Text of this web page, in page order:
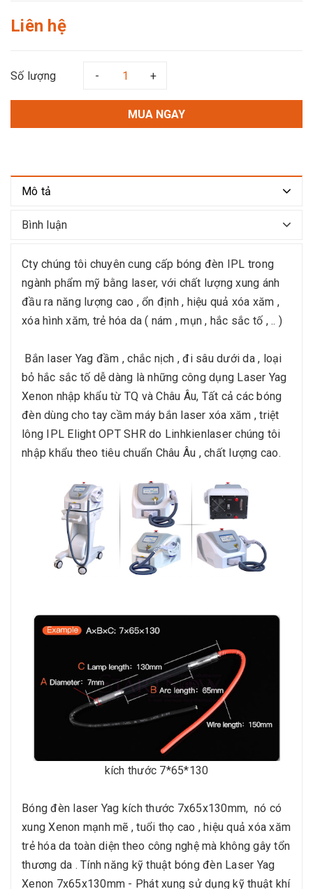
Liên hệ
Số lượng +
-
MUA NGAY
Mô tả
Bình luận
Cty chúng tôi chuyên cung cấp bóng đèn IPL trong
ngành phẩm mỹ bằng laser, với chất lượng xung ánh
đầu ra năng lượng cao , ổn định , hiệu quả xóa xăm ,
xóa hình xăm, trẻ hóa da ( nám , mụn , hắc sắc tố , .. )
Bắn laser Yag đầm , chắc nịch , đi sâu dưới da , loại
bỏ hắc sắc tố dễ dàng là những công dụng Laser Yag
Xenon nhập khẩu từ TQ và Châu Âu, Tất cả các bóng
đèn dùng cho tay cầm máy bắn laser xóa xăm , triệt
lông IPL Elight OPT SHR do Linhkienlaser chúng tôi
nhập khẩu theo tiêu chuẩn Châu Âu , chất lượng cao.
kích thước 7*65*130
Bóng đèn laser Yag kích thước 7x65x130mm, nó có
xung Xenon mạnh mẽ , tuổi thọ cao , hiệu quả xóa xăm
trẻ hóa da toàn diện theo công nghệ mà không gây tổn
thương da . Tính năng kỹ thuật bóng đèn Laser Yag
Xenon 7x65x130mm - Phát xung sử dụng kỹ thuật khí